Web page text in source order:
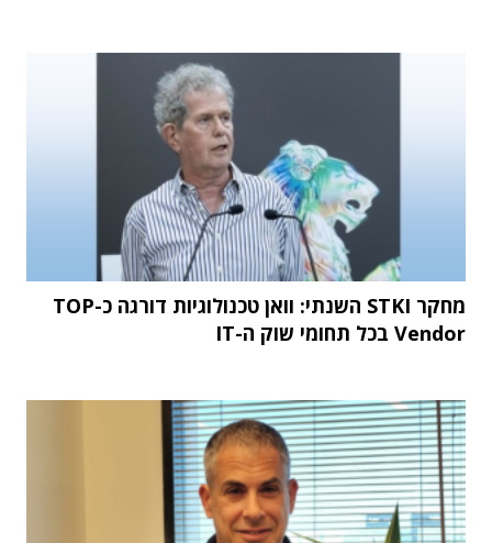
מחקר STKI השנתי: וואן טכנולוגיות דורגה כ-TOP
Vendor בכל תחומי שוק ה-IT